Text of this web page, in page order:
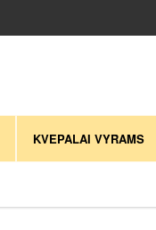
KVEPALAI VYRAMS